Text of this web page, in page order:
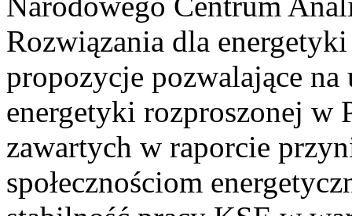
Rozwiązania dla
propozycje pozwalające
energetyki rozproszonej w
zawartych w raporcie
społecznościom